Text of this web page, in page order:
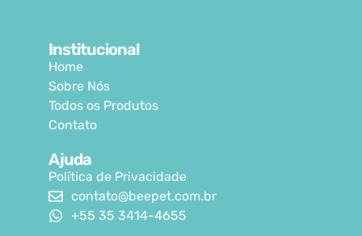
Institucional
Home
Sobre Nós
Todos os Produtos
Contato
Ajuda
Política de Privacidade
contato@beepet.com.br
+55 35 3414-4655